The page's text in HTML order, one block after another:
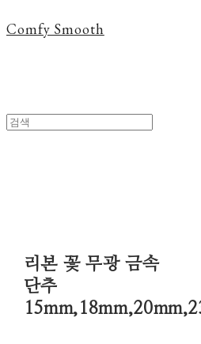
Comfy Smooth
리본 꽃 무광 금속
단추